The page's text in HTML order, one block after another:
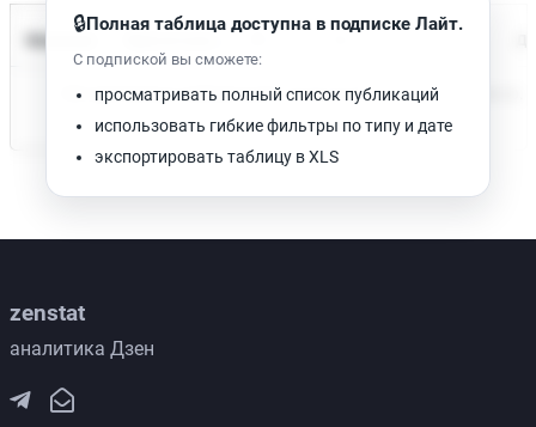
Время чтения
Нет доступных публикаций. Попробуйте изменить фильтр.
🔒Полная таблица доступна в подписке Лайт.
С подпиской вы сможете:
просматривать полный список публикаций
использовать гибкие фильтры по типу и дате
экспортировать таблицу в XLS
zenstat
аналитика Дзен